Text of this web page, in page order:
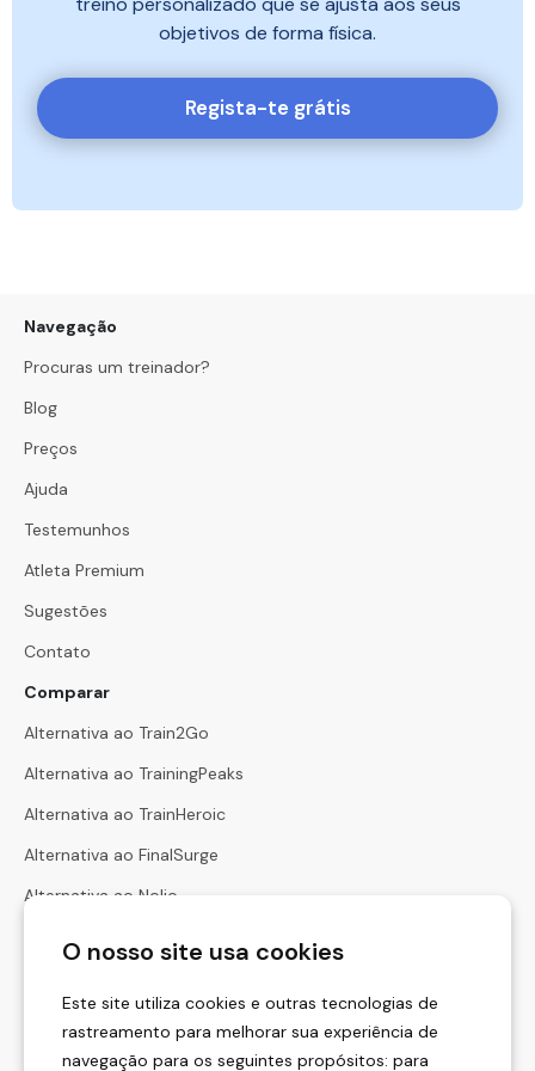
O nosso site usa cookies
Este site utiliza cookies e outras tecnologias de
rastreamento para melhorar sua experiência de
navegação para os seguintes propósitos: para
objetivos de forma física.
Regista-te grátis
Navegação
Procuras um treinador?
Blog
Preços
Ajuda
Testemunhos
Atleta Premium
Sugestões
Contato
Comparar
Alternativa ao Train2Go
Alternativa ao TrainingPeaks
Alternativa ao TrainHeroic
Alternativa ao FinalSurge
Alternativa ao Nolio
Calculadora de Zonas de Frequência Cardíaca